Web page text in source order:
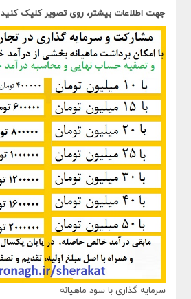
جهت اطلاعات بیشتر، روی تصویر کلیک کنید
سرمایه گذاری با سود ماهیانه